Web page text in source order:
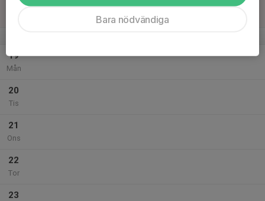
19
Mån
20
Tis
21
Ons
22
Tor
23
Bara nödvändiga